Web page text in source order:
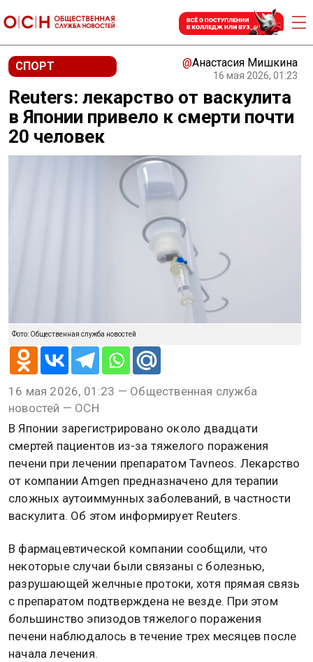
СПОРТ @Анастасия Мишкина
16 мая 2026, 01:23
Reuters: лекарство от васкулита
в Японии привело к смерти почти
20 человек
Фото: Общественная служба новостей
16 мая 2026, 01:23 — Общественная служба
новостей — ОСН
В Японии зарегистрировано около двадцати
смертей пациентов из-за тяжелого поражения
печени при лечении препаратом Tavneos. Лекарство
от компании Amgen предназначено для терапии
сложных аутоиммунных заболеваний, в частности
васкулита. Об этом информирует Reuters.
В фармацевтической компании сообщили, что
некоторые случаи были связаны с болезнью,
разрушающей желчные протоки, хотя прямая связь
с препаратом подтверждена не везде. При этом
большинство эпизодов тяжелого поражения
печени наблюдалось в течение трех месяцев после
начала лечения.